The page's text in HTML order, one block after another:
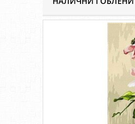
ArtIvet Гоблени за шиене